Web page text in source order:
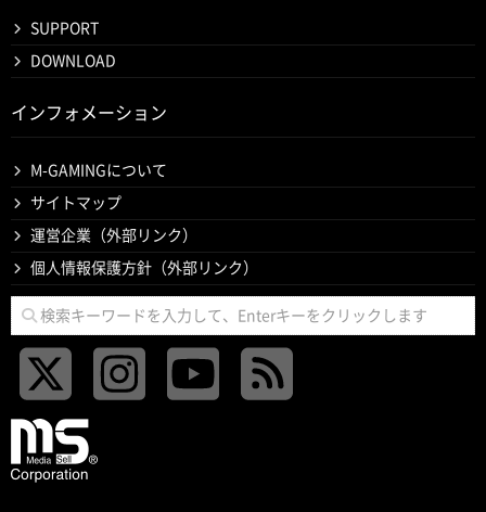
SUPPORT
DOWNLOAD
インフォメーション
M-GAMINGについて
サイトマップ
運営企業（外部リンク）
個人情報保護方針（外部リンク）